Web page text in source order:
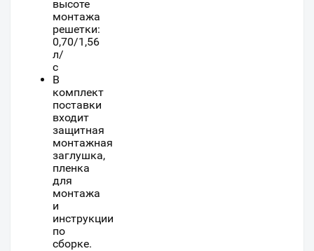
высоте
монтажа
решетки:
0,70/1,56
л/
с
В
комплект
поставки
входит
защитная
монтажная
заглушка,
пленка
для
монтажа
и
инструкции
по
сборке.